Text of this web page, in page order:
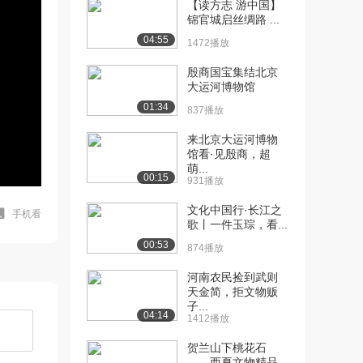
手机看
04:55
【读方志 游中国】
锦官城启丝绸路 ...
1472播放
01:34
殷商国宝集结北京
大运河博物馆
837播放
00:15
来北京大运河博物
馆看·见殷商，超
萌...
931播放
00:53
文化中国行·长江之
歌丨一件玉琮，看...
874播放
04:14
河南农民捡到武则
天金简，拒文物贩
子...
1412播放
贺兰山下桃花石